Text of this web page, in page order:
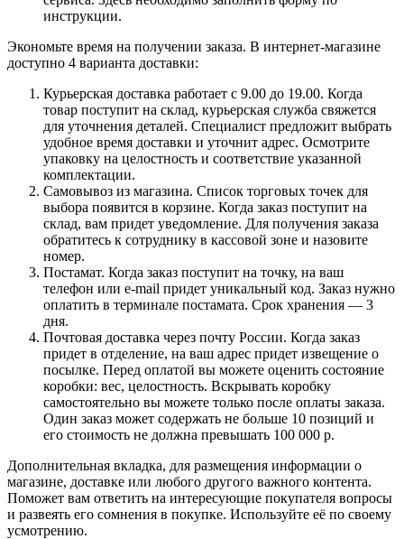
инструкции.
Экономьте время на получении заказа. В интернет-магазине
доступно 4 варианта доставки:
Курьерская доставка работает с 9.00 до 19.00. Когда
товар поступит на склад, курьерская служба свяжется
для уточнения деталей. Специалист предложит выбрать
удобное время доставки и уточнит адрес. Осмотрите
упаковку на целостность и соответствие указанной
комплектации.
Самовывоз из магазина. Список торговых точек для
выбора появится в корзине. Когда заказ поступит на
склад, вам придет уведомление. Для получения заказа
обратитесь к сотруднику в кассовой зоне и назовите
номер.
Постамат. Когда заказ поступит на точку, на ваш
телефон или e-mail придет уникальный код. Заказ нужно
оплатить в терминале постамата. Срок хранения — 3
дня.
Почтовая доставка через почту России. Когда заказ
придет в отделение, на ваш адрес придет извещение о
посылке. Перед оплатой вы можете оценить состояние
коробки: вес, целостность. Вскрывать коробку
самостоятельно вы можете только после оплаты заказа.
Один заказ может содержать не больше 10 позиций и
его стоимость не должна превышать 100 000 р.
Дополнительная вкладка, для размещения информации о
магазине, доставке или любого другого важного контента.
Поможет вам ответить на интересующие покупателя вопросы
и развеять его сомнения в покупке. Используйте её по своему
усмотрению.